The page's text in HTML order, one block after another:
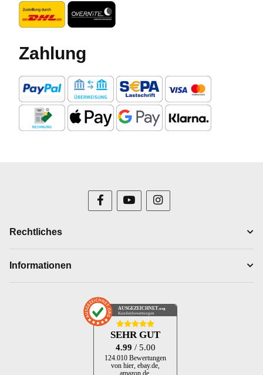
Zahlung
Rechtliches
Informationen
AUSGEZEICHNET .org
Kundenbewertungen
SEHR GUT
4.99 / 5.00
124.010 Bewertungen
von hier, ebay.de,